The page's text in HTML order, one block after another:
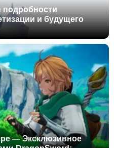
подробности
и будущего
— Эксклюзивное